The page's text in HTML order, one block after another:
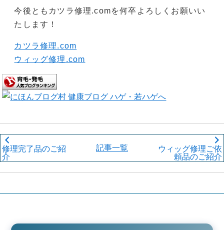
今後ともカツラ修理.comを何卒よろしくお願いい
たします！
カツラ修理.com
ウィッグ修理.com
修理完了品のご紹
介
記事一覧
ウィッグ修理ご依
頼品のご紹介